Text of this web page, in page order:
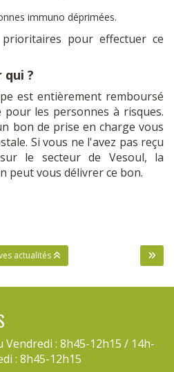
immuno déprimées.
pour effectuer ce
?
est entièrement remboursé
pour les personnes à risques.
bon de prise en charge vous
Si vous ne l'avez pas reçu
le secteur de Vesoul, la
peut vous délivrer ce bon.
actualités
Vendredi : 8h45-12h15 / 14h-
: 8h45-12h15